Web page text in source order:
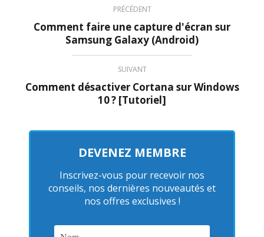
PRÉCÉDENT
Comment faire une capture d'écran sur
Samsung Galaxy (Android)
SUIVANT
Comment désactiver Cortana sur Windows
10 ? [Tutoriel]
DEVENEZ MEMBRE
Inscrivez-vous pour recevoir nos
conseils, nos dernières nouveautés et
nos offres exclusives !